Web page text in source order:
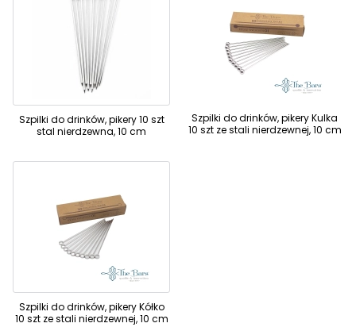
Szpilki do drinków, pikery 10 szt
stal nierdzewna, 10 cm
Szpilki do drinków, pikery Kulka
10 szt ze stali nierdzewnej, 10 cm
Szpilki do drinków, pikery Kółko
10 szt ze stali nierdzewnej, 10 cm